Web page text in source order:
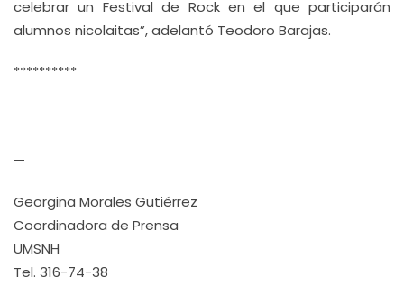
celebrar un Festival de Rock en el que participarán
alumnos nicolaitas”, adelantó Teodoro Barajas.
**********
—
Georgina Morales Gutiérrez
Coordinadora de Prensa
UMSNH
Tel. 316-74-38